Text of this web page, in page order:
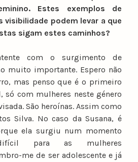
Estes exemplos de
visibilidade podem levar a que
sigam estes caminhos?
com o surgimento de
muito importante. Espero não
mas penso que é o primeiro
só com mulheres neste género
São heroínas. Assim como
Silva. No caso da Susana, é
ela surgiu num momento
para as mulheres
me de ser adolescente e já